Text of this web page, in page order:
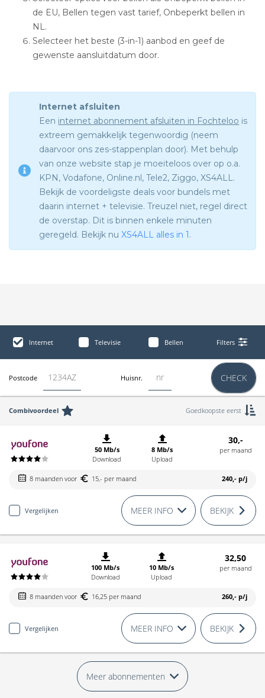
de EU, Bellen tegen vast tarief, Onbeperkt bellen in
NL.
Selecteer het beste (3-in-1) aanbod en geef de
gewenste aansluitdatum door.
Internet afsluiten
Een internet abonnement afsluiten in Fochteloo is
extreem gemakkelijk tegenwoordig (neem
daarvoor ons zes-stappenplan door). Met behulp
van onze website stap je moeiteloos over op o.a.
KPN, Vodafone, Online.nl, Tele2, Ziggo, XS4ALL.
Bekijk de voordeligste deals voor bundels met
daarin internet + televisie. Treuzel niet, regel direct
de overstap. Dit is binnen enkele minuten
geregeld. Bekijk nuXS4ALL alles in 1 .
Internet Televisie Bellen Filters
Postcode Huisnr. CHECK
Combivoordeel Goedkoopste eerst
50 Mb/s
Download
8 Mb/s
Upload
30,-
per maand
8 maanden voor 15,- per maand 240,- p/j
Vergelijken MEER INFO BEKIJK
100 Mb/s
Download
10 Mb/s
Upload
32,50
per maand
8 maanden voor 16,25 per maand 260,- p/j
Vergelijken MEER INFO BEKIJK
Meer abonnementen